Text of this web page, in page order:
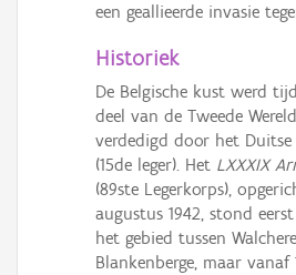
een geallieerde invasie
Historiek
De Belgische kust werd
deel van de Tweede
verdedigd door het Duitse
(15de leger). Het LXXXIX
(89ste Legerkorps),
augustus 1942, stond
het gebied tussen
Blankenberge, maar vanaf